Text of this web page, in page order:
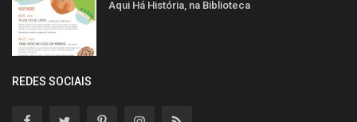
Aqui Há História, na Biblioteca
REDES SOCIAIS